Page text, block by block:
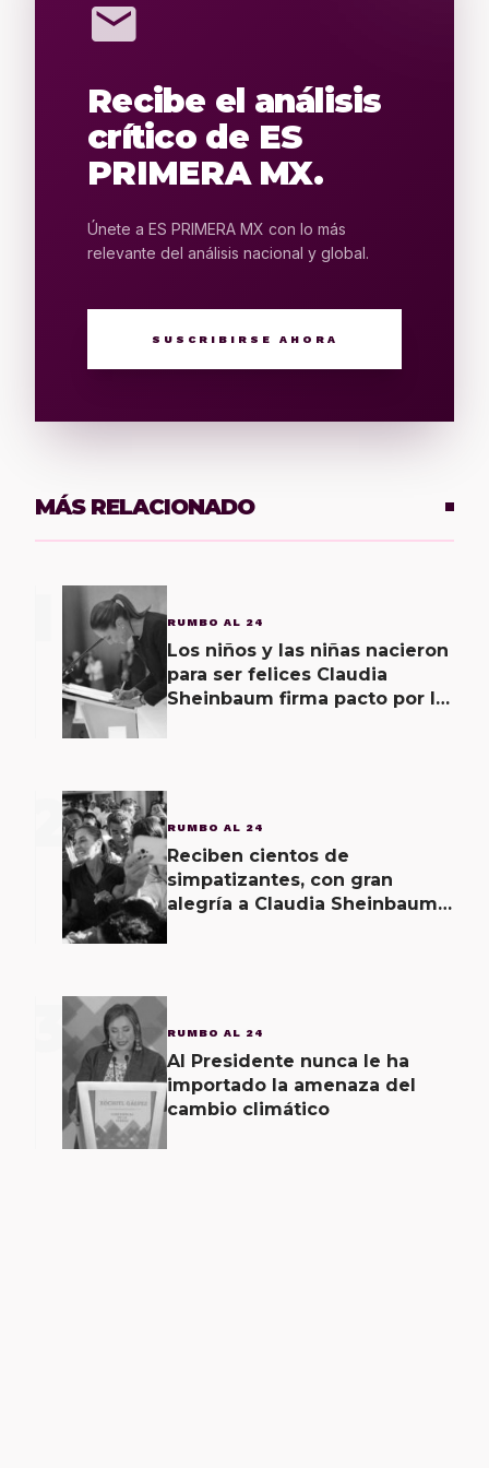
mail
Recibe el análisis
crítico de ES
PRIMERA MX.
Únete a ES PRIMERA MX con lo más
relevante del análisis nacional y global.
SUSCRIBIRSE AHORA
MÁS RELACIONADO
RUMBO AL 24
Los niños y las niñas nacieron
para ser felices Claudia
Sheinbaum firma pacto por la
2 RUMBO AL 24
Reciben cientos de
simpatizantes, con gran
alegría a Claudia Sheinbaum
3 RUMBO AL 24
Al Presidente nunca le ha
importado la amenaza del
cambio climático